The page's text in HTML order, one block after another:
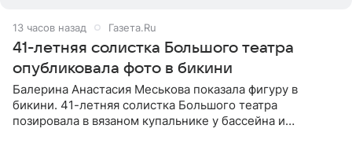
13 часов назад Газета.Ru
41-летняя солистка Большого театра
опубликовала фото в бикини
Балерина Анастасия Меськова показала фигуру в
бикини. 41-летняя солистка Большого театра
позировала в вязаном купальнике у бассейна и